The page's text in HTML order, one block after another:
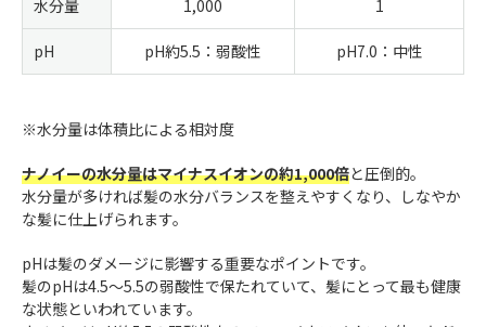
水分量 1,000 1
pH pH約5.5：弱酸性 pH7.0：中性
※水分量は体積比による相対度
ナノイーの水分量はマイナスイオンの約1,000倍と圧倒的。
水分量が多ければ髪の水分バランスを整えやすくなり、しなやか
な髪に仕上げられます。
pHは髪のダメージに影響する重要なポイントです。
髪のpHは4.5〜5.5の弱酸性で保たれていて、髪にとって最も健康
な状態といわれています。